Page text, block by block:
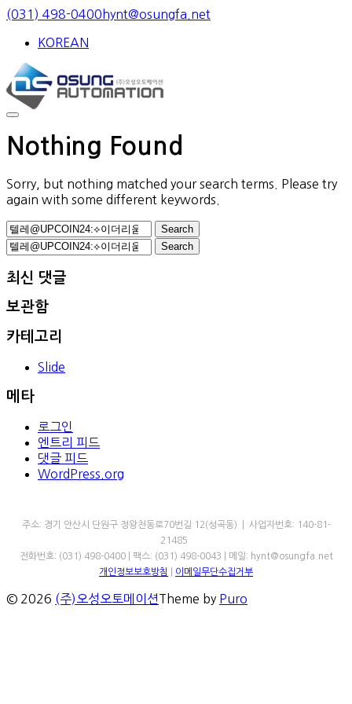
Skip
content
(031) 498-0400 hynt@osungfa.net
KOREAN
Nothing Found
Sorry, but nothing matched your search terms. Please try
again with some different keywords.
Search
for:
Search
최신 댓글
보관함
카테고리
Slide
메타
로그인
엔트리 피드
댓글 피드
WordPress.org
주소: 경기 안산시 단원구 정왕천동로70번길 12(성곡동) | 사업자번호: 140-81-
21485
전화번호: (031) 498-0400 | 팩스: (031) 498-0043 | 메일: hynt@osungfa.net
개인정보보호방침
이메일무단수집거부
© 2026 (주)오성오토메이션Theme by Puro